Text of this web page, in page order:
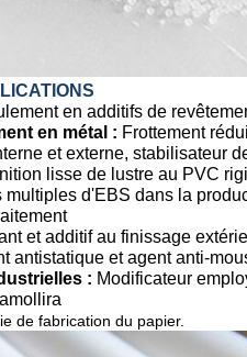
en additifs de
en métal : Frottement
et externe, stabilisateur
lisse de lustre au PVC
multiples d'EBS dans la
et additif au finissage
antistatique et agent anti-
: Modificateur
de fabrication du papier.